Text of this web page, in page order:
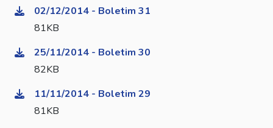
02/12/2014 - Boletim 31
81KB
25/11/2014 - Boletim 30
82KB
11/11/2014 - Boletim 29
81KB